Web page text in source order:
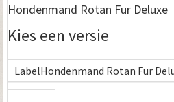
€ 275.00
Hondenmand Rotan Fur Deluxe
Kies een versie